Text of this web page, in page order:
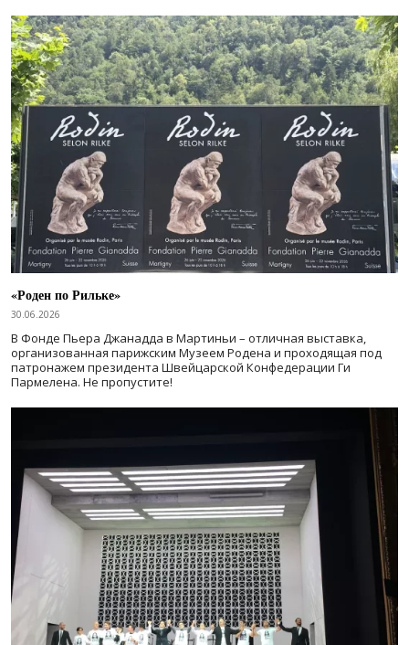
«Роден по Рильке»
30.06.2026
В Фонде Пьера Джанадда в Мартиньи – отличная выставка,
организованная парижским Музеем Родена и проходящая под
патронажем президента Швейцарской Конфедерации Ги
Пармелена. Не пропустите!